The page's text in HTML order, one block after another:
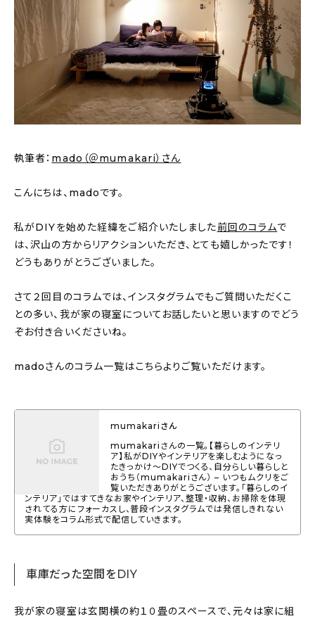
日用品
キッチン
キッズ
About
プライバシーポリシー
執筆者： mado（＠mumakari）さん
こんにちは、madoです。
私がDIYを始めた経緯をご紹介いたしました前回のコラムで
は、沢山の方からリアクションいただき、とても嬉しかったです！
どうもありがとうございました。
さて２回目のコラムでは、インスタグラムでもご質問いただくこ
との多い、我が家の寝室についてお話したいと思いますのでどう
ぞお付き合いくださいね。
madoさんのコラム一覧はこちらよりご覧いただけます。
mumakariさん
mumakariさんの一覧。【暮らしのインテリ
ア】私がDIYやインテリアを楽しむようになっ
たきっかけ～DIYでつくる、自分らしい暮らしと
おうち（mumakariさん） – いつもムクリをご
覧いただきありがとうございます。「暮らしのイ
ンテリア」ではすてきなお家やインテリア、整理・収納、お掃除を体現
されてる方にフォーカスし、普段インスタグラムでは発信しきれない
実体験をコラム形式で配信していきます。
車庫だった空間をDIY
我が家の寝室は玄関横の約１０畳のスペースで、元々は家に組